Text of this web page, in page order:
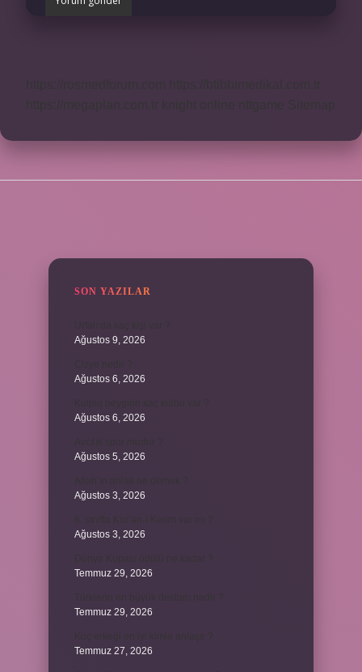
SON YAZILAR
Ağustos 9, 2026
Ağustos 6, 2026
Ağustos 6, 2026
Ağustos 5, 2026
Ağustos 3, 2026
Ağustos 3, 2026
Temmuz 29, 2026
Temmuz 29, 2026
Temmuz 27, 2026